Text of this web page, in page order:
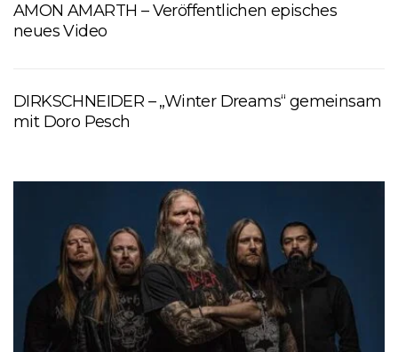
AMON AMARTH – Veröffentlichen episches
neues Video
DIRKSCHNEIDER – „Winter Dreams“ gemeinsam
mit Doro Pesch